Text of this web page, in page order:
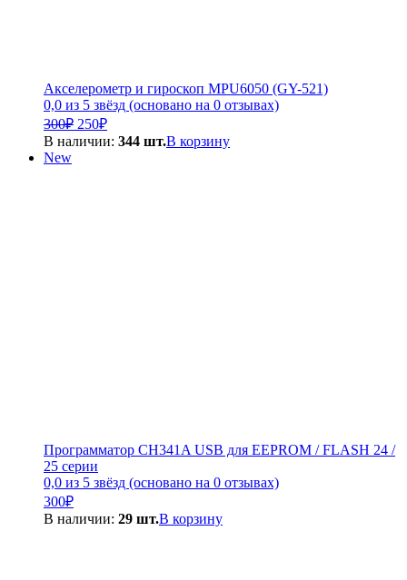
Акселерометр и гироскоп MPU6050 (GY-521)
0,0 из 5 звёзд (основано на 0 отзывах)
300₽ Первоначальная
цена
250₽Текущая
цена:
В наличии: 344 шт.В корзину
New
Программатор CH341A USB для EEPROM / FLASH 24 /
25 серии
0,0 из 5 звёзд (основано на 0 отзывах)
300₽
В наличии: 29 шт.В корзину